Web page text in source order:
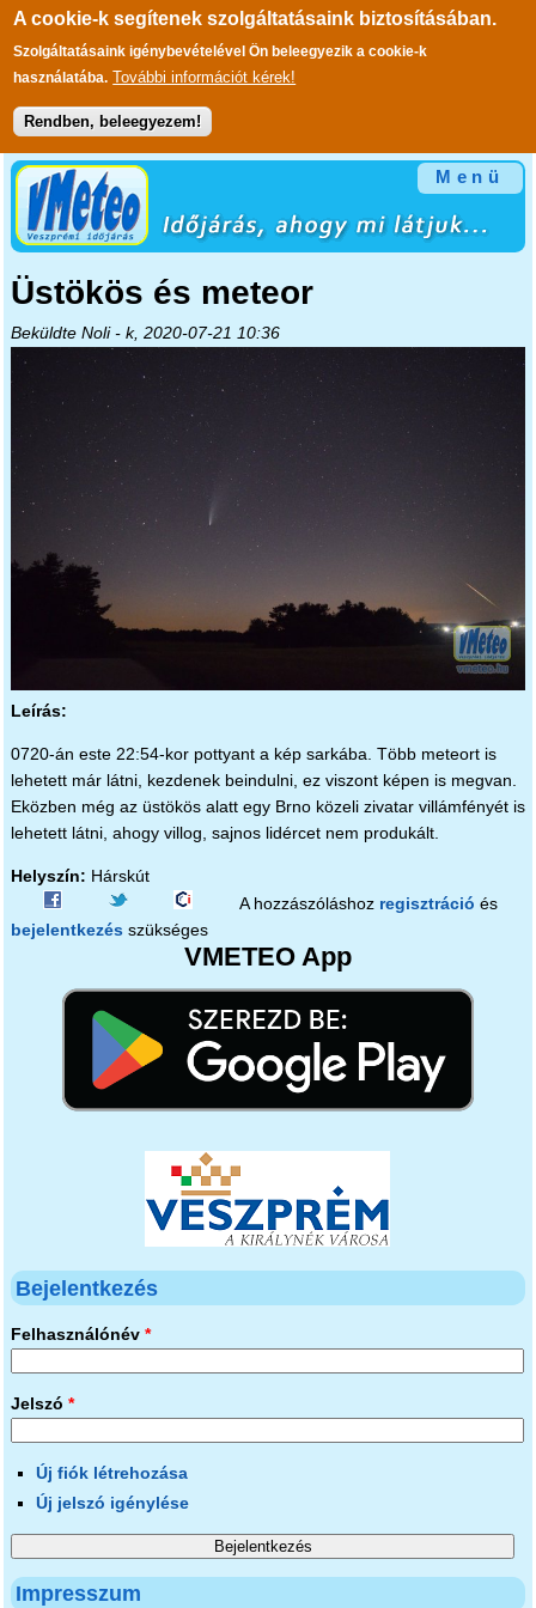
A cookie-k segítenek szolgáltatásaink biztosításában.
Szolgáltatásaink igénybevételével Ön beleegyezik a cookie-k
használatába. További információt kérek!
Rendben, beleegyezem!
Ugrás a tartalomra
Menü
Üstökös és meteor
Beküldte Noli- k, 2020-07-21 10:36
Leírás:
0720-án este 22:54-kor pottyant a kép sarkába. Több meteort is
lehetett már látni, kezdenek beindulni, ez viszont képen is megvan.
Eközben még az üstökös alatt egy Brno közeli zivatar villámfényét is
lehetett látni, ahogy villog, sajnos lidércet nem produkált.
Helyszín: Hárskút
A hozzászóláshoz regisztráció és
bejelentkezés szükséges
VMETEO App
Bejelentkezés
Felhasználónév *
Jelszó *
Új fiók létrehozása
Új jelszó igénylése
Impresszum